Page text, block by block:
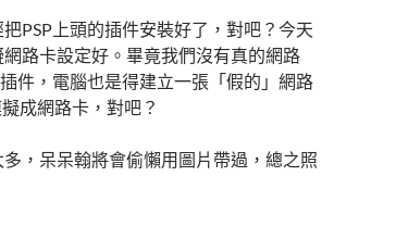
PSP上頭的插件安裝好了，對吧？今天
路卡設定好。畢竟我們沒有真的網路
件，電腦也是得建立一張「假的」網路
成網路卡，對吧？
，呆呆翰將會偷懶用圖片帶過，總之照
進行多人連線 二→虛擬網路卡設定